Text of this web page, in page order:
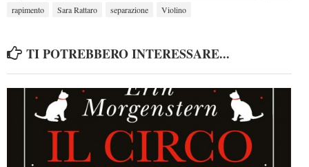
rapimento
Sara Rattaro separazione Violino
TI POTREBBERO INTERESSARE...